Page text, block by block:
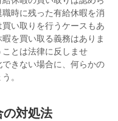
時に残った有給休暇を消
い取りを行うケースもあ
を買い取る義務はありま
とは法律に反しませ
きない場合に、何らかの
。
の対処法